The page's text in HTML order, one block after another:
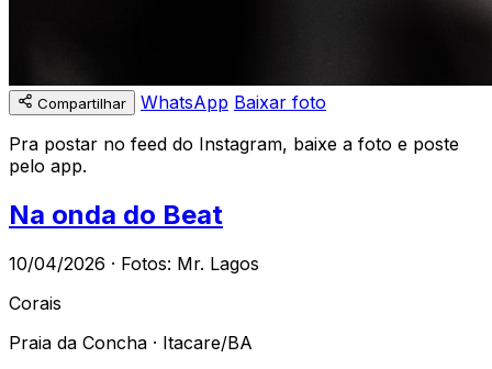
Compartilhar WhatsApp Baixar foto
Pra postar no feed do Instagram, baixe a foto e poste
pelo app.
Na onda do Beat
10/04/2026 · Fotos: Mr. Lagos
Corais
Praia da Concha · Itacare/BA